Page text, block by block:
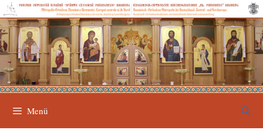
Zum
Inhalt
springen
Menü